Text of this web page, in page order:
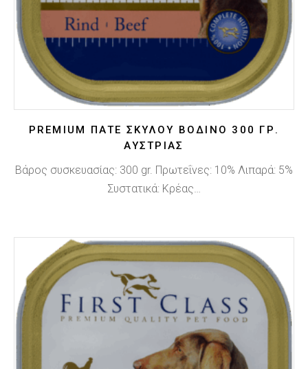
PREMIUM ΠΑΤΈ ΣΚΎΛΟΥ ΒΟΔΙΝΌ 300 ΓΡ.
ΑΥΣΤΡΊΑΣ
Βάρος συσκευασίας: 300 gr. Πρωτεΐνες: 10% Λιπαρά: 5%
Συστατικά: Κρέας…